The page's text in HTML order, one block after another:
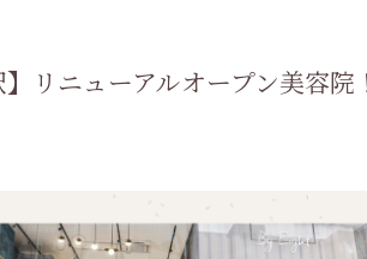
】リニューアルオープン美容